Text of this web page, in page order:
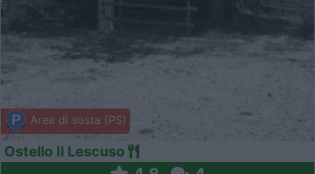
Area di sosta (PS)
Ostello Il Lescuso